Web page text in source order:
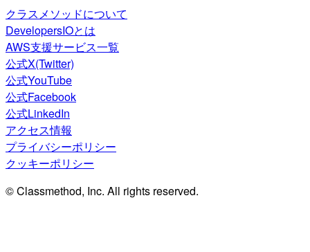
クラスメソッドについて
DevelopersIOとは
AWS支援サービス一覧
公式X(Twitter)
公式YouTube
公式Facebook
公式LinkedIn
アクセス情報
プライバシーポリシー
クッキーポリシー
© Classmethod, Inc. All rights reserved.